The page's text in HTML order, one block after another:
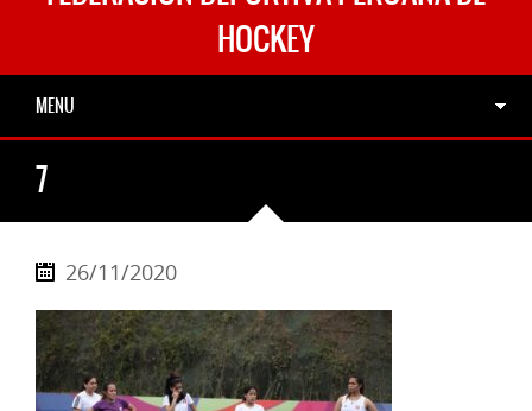
HOCKEY
MENU
7
26/11/2020